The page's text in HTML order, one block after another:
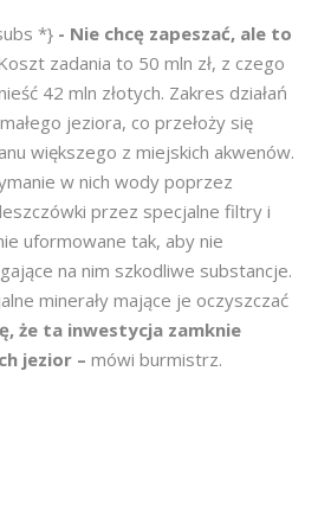
*} - Nie chcę zapeszać, ale to
zadania to 50 mln zł, z czego
42 mln złotych. Zakres działań
jeziora, co przełoży się
większego z miejskich akwenów.
w nich wody poprzez
przez specjalne filtry i
uformowane tak, aby nie
na nim szkodliwe substancje.
minerały mające je oczyszczać
że ta inwestycja zamknie
jezior – mówi burmistrz.